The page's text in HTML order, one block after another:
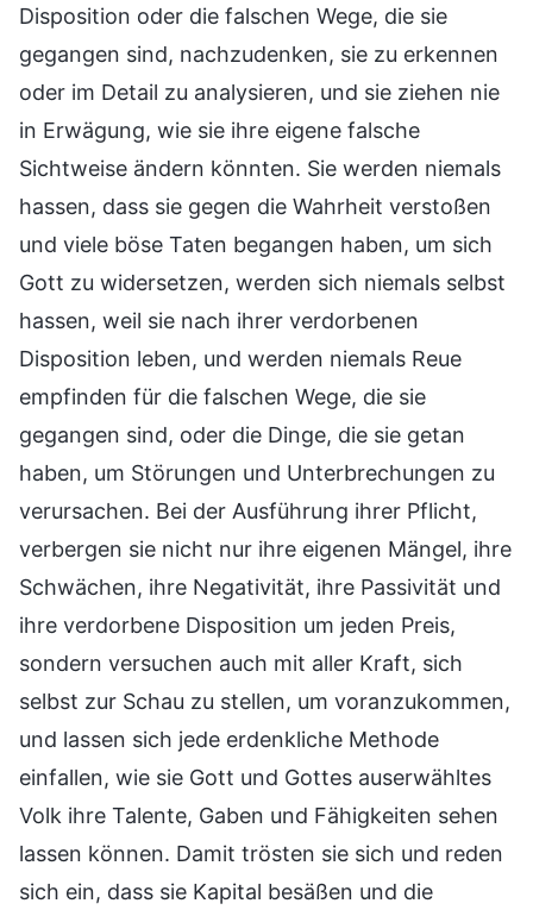
Disposition oder die falschen Wege, die sie
gegangen sind, nachzudenken, sie zu erkennen
oder im Detail zu analysieren, und sie ziehen nie
in Erwägung, wie sie ihre eigene falsche
Sichtweise ändern könnten. Sie werden niemals
hassen, dass sie gegen die Wahrheit verstoßen
und viele böse Taten begangen haben, um sich
Gott zu widersetzen, werden sich niemals selbst
hassen, weil sie nach ihrer verdorbenen
Disposition leben, und werden niemals Reue
empfinden für die falschen Wege, die sie
gegangen sind, oder die Dinge, die sie getan
haben, um Störungen und Unterbrechungen zu
verursachen. Bei der Ausführung ihrer Pflicht,
verbergen sie nicht nur ihre eigenen Mängel, ihre
Schwächen, ihre Negativität, ihre Passivität und
ihre verdorbene Disposition um jeden Preis,
sondern versuchen auch mit aller Kraft, sich
selbst zur Schau zu stellen, um voranzukommen,
und lassen sich jede erdenkliche Methode
einfallen, wie sie Gott und Gottes auserwähltes
Volk ihre Talente, Gaben und Fähigkeiten sehen
lassen können. Damit trösten sie sich und reden
sich ein, dass sie Kapital besäßen und die